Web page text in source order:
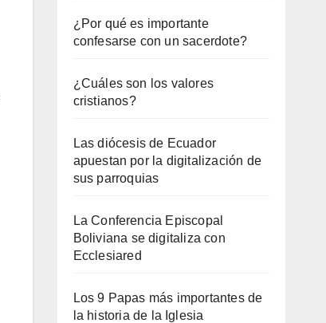
¿Por qué es importante
confesarse con un sacerdote?
¿Cuáles son los valores
cristianos?
Las diócesis de Ecuador
apuestan por la digitalización de
sus parroquias
La Conferencia Episcopal
Boliviana se digitaliza con
Ecclesiared
Los 9 Papas más importantes de
la historia de la Iglesia